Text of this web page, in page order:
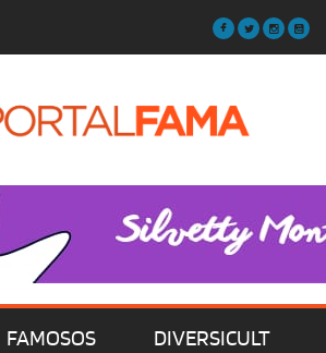
FAMOSOS DIVERSICULT